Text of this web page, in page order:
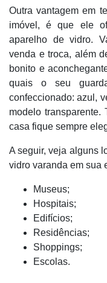
Outra vantagem em
imóvel, é que ele
aparelho de vidro.
venda e troca, além
bonito e
quais o seu
confeccionado: azul,
modelo
casa fique sempre
A seguir, veja alguns
vidro varanda em sua
Museus;
Hospitais;
Edifícios;
Residências;
Shoppings;
Escolas.